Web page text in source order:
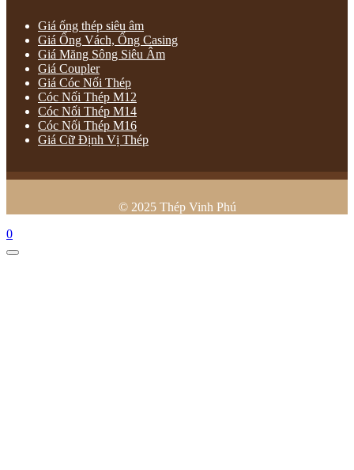
Giá ống thép siêu âm
Giá Ống Vách, Ống Casing
Giá Măng Sông Siêu Âm
Giá Coupler
Giá Cóc Nối Thép
Cóc Nối Thép M12
Cóc Nối Thép M14
Cóc Nối Thép M16
Giá Cữ Định Vị Thép
© 2025 Thép Vinh Phú
0